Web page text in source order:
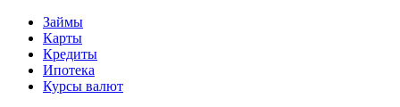
Займы
Карты
Кредиты
Ипотека
Курсы валют